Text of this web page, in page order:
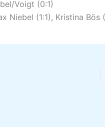
Voigt (0:1)
Niebel (1:1), Kristina